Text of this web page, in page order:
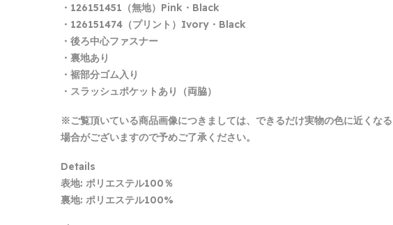
・126151451（無地）Pink・Black
・126151474（プリント）Ivory・Black
・後ろ中心ファスナー
・裏地あり
・裾部分ゴム入り
・スラッシュポケットあり（両脇）
※ご覧頂いている商品画像につきましては、できるだけ実物の色に近くな
場合がございますので予めご了承ください。
Details
表地: ポリエステル100％
裏地: ポリエステル100%